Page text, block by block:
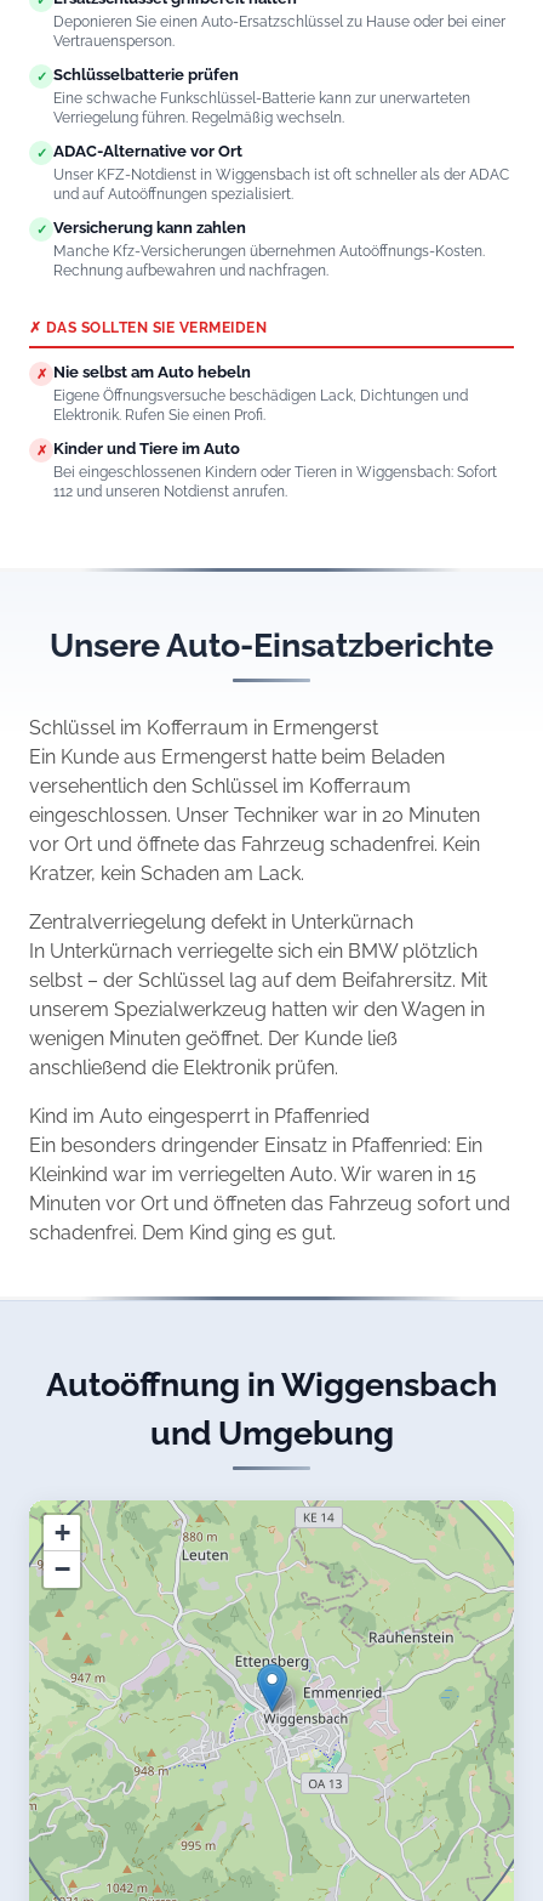
Deponieren Sie einen Auto-Ersatzschlüssel zu Hause oder bei einer
Vertrauensperson.
✓ Schlüsselbatterie prüfen
Eine schwache Funkschlüssel-Batterie kann zur unerwarteten
Verriegelung führen. Regelmäßig wechseln.
✓ ADAC-Alternative vor Ort
Unser KFZ-Notdienst in Wiggensbach ist oft schneller als der ADAC
und auf Autoöffnungen spezialisiert.
✓ Versicherung kann zahlen
Manche Kfz-Versicherungen übernehmen Autoöffnungs-Kosten.
Rechnung aufbewahren und nachfragen.
✗ DAS SOLLTEN SIE VERMEIDEN
✗ Nie selbst am Auto hebeln
Eigene Öffnungsversuche beschädigen Lack, Dichtungen und
Elektronik. Rufen Sie einen Profi.
✗ Kinder und Tiere im Auto
Bei eingeschlossenen Kindern oder Tieren in Wiggensbach: Sofort
112 und unseren Notdienst anrufen.
Unsere Auto-Einsatzberichte
Schlüssel im Kofferraum in Ermengerst
Ein Kunde aus Ermengerst hatte beim Beladen
versehentlich den Schlüssel im Kofferraum
eingeschlossen. Unser Techniker war in 20 Minuten
vor Ort und öffnete das Fahrzeug schadenfrei. Kein
Kratzer, kein Schaden am Lack.
Zentralverriegelung defekt in Unterkürnach
In Unterkürnach verriegelte sich ein BMW plötzlich
selbst – der Schlüssel lag auf dem Beifahrersitz. Mit
unserem Spezialwerkzeug hatten wir den Wagen in
wenigen Minuten geöffnet. Der Kunde ließ
anschließend die Elektronik prüfen.
Kind im Auto eingesperrt in Pfaffenried
Ein besonders dringender Einsatz in Pfaffenried: Ein
Kleinkind war im verriegelten Auto. Wir waren in 15
Minuten vor Ort und öffneten das Fahrzeug sofort und
schadenfrei. Dem Kind ging es gut.
Autoöffnung in Wiggensbach
und Umgebung
+
−